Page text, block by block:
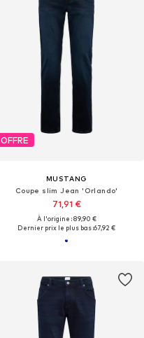
OFFRE
MUSTANG
Coupe slim Jean 'Orlando'
71,91 €
À l'origine : 89,90 €
Dernier prix le plus bas :67,92 €